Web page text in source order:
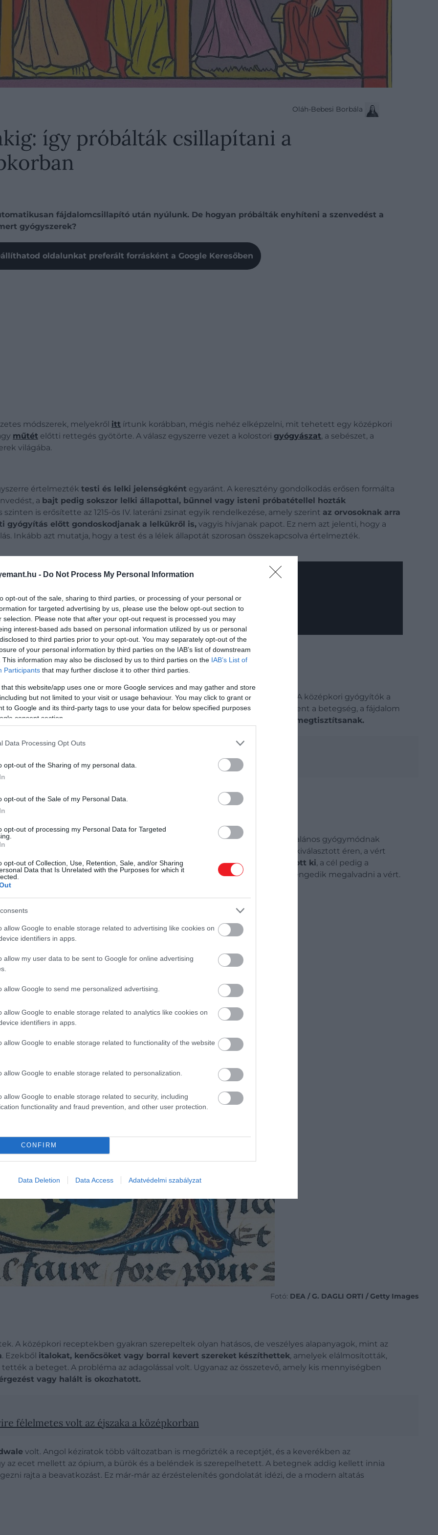
- Do Not Process My Personal Information
opt-out of the sale, sharing to third parties, or processing of your personal or
for targeted advertising by us, please use the below opt-out section to
selection. Please note that after your opt-out request is processed you may
interest-based ads based on personal information utilized by us or personal
to third parties prior to your opt-out. You may separately opt-out of the
of your personal information by third parties on the IAB’s list of downstream
This information may also be disclosed by us to third parties on the IAB’s List of
Participants that may further disclose it to other third parties.
that this website/app uses one or more Google services and may gather and store
but not limited to your visit or usage behaviour. You may click to grant or
to Google and its third-party tags to use your data for below specified purposes
consent section.
Data Processing Opt Outs
opt-out of the Sharing of my personal data.
opt-out of the Sale of my Personal Data.
opt-out of processing my Personal Data for Targeted
opt-out of Collection, Use, Retention, Sale, and/or Sharing
Data that Is Unrelated with the Purposes for which it
allow Google to enable storage related to advertising like cookies on
identifiers in apps.
allow my user data to be sent to Google for online advertising
allow Google to send me personalized advertising.
allow Google to enable storage related to analytics like cookies on
identifiers in apps.
allow Google to enable storage related to functionality of the website
allow Google to enable storage related to personalization.
allow Google to enable storage related to security, including
functionality and fraud prevention, and other user protection.
CONFIRM
Data Deletion Data Access Adatvédelmi szabályzat
Oláh-Bebesi Borbála
így próbálták csillapítani a
fájdalomcsillapító után nyúlunk. De hogyan próbálták enyhíteni a szenvedést a
gyógyszerek?
oldalunkat preferált forrásként a Google Keresőben
módszerek, melyekről itt írtunk korábban, mégis nehéz elképzelni, mit tehetett egy középkori
műtét előtti rettegés gyötörte. A válasz egyszerre vezet a kolostori gyógyászat, a sebészet, a
világába.
értelmezték testi és lelki jelenségként egyaránt. A keresztény gondolkodás erősen formálta
a bajt pedig sokszor lelki állapottal, bűnnel vagy isteni próbatétellel hozták
is erősítette az 1215-ös IV. lateráni zsinat egyik rendelkezése, amely szerint az orvosoknak arra
gyógyítás előtt gondoskodjanak a lelkükről is, vagyis hívjanak papot. Ez nem azt jelenti, hogy a
Inkább azt mutatja, hogy a test és a lélek állapotát szorosan összekapcsolva értelmezték.
anedvelméletnek, amely az ókori görög orvoslásból öröklődött tovább. A középkori gyógyítók a
epe, a fekete epe és a nyálka egyensúlyához kötötték. Ha ez felborult, megjelent a betegség, a fájdalom
a testből valamit eltávolítsanak, felmelegítsenek, lehűtsenek vagy megtisztítsanak.
pedig ügyvédet kaptak a középkorban
Az érvágást sokáig szinte általános gyógymódnak
bajra alkalmazták. A borbélysebész vagy gyógyító bemetszést ejtett egy kiválasztott éren, a vért
ugyanebbe a logikába illeszkedtek: az állat kis mennyiségű vért szívott ki, a cél pedig a
már látjuk, hogy a piócák nyálában olyan anyagok vannak, amelyek nem engedik megalvadni a vért.
őket bizonyos műtétek után
Fotó: DEA / G. DAGLI ORTI / Getty Images
A középkori receptekben gyakran szerepeltek olyan hatásos, de veszélyes alapanyagok, mint az
. Ezekből italokat, kenőcsöket vagy borral kevert szereket készíthettek, amelyek elálmosították,
a beteget. A probléma az adagolással volt. Ugyanaz az összetevő, amely kis mennyiségben
vagy halált is okozhatott.
félelmetes volt az éjszaka a középkorban
volt. Angol kéziratok több változatban is megőrizték a receptjét, és a keverékben az
az ecet mellett az ópium, a bürök és a beléndek is szerepelhetett. A betegnek addig kellett innia
rajta a beavatkozást. Ez már-már az érzéstelenítés gondolatát idézi, de a modern altatás